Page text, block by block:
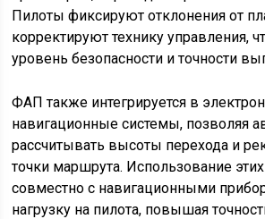
Пилоты фиксируют отклонения от
корректируют технику управления,
уровень безопасности и точности
ФАП также интегрируется в
навигационные системы, позволяя
рассчитывать высоты перехода и
точки маршрута. Использование
совместно с навигационными
нагрузку на пилота, повышая